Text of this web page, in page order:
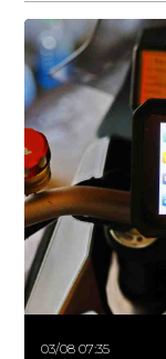
03/08 07:35